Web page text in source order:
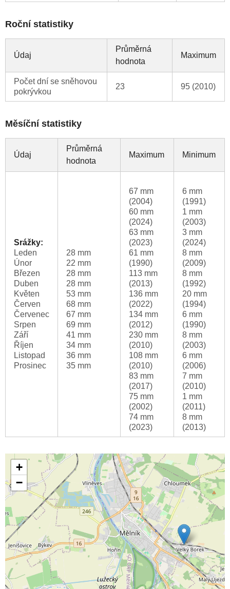
Roční statistiky
Údaj
Průměrná
hodnota
Maximum
Počet dní se sněhovou
pokrývkou
23 95 (2010)
Měsíční statistiky
Údaj
Průměrná
hodnota
Maximum Minimum
Srážky:
Leden
Únor
Březen
Duben
Květen
Červen
Červenec
Srpen
Září
Říjen
Listopad
Prosinec
28 mm
22 mm
28 mm
28 mm
53 mm
68 mm
67 mm
69 mm
41 mm
34 mm
36 mm
35 mm
67 mm
(2004)
60 mm
(2024)
63 mm
(2023)
61 mm
(1990)
113 mm
(2013)
136 mm
(2022)
134 mm
(2012)
230 mm
(2010)
108 mm
(2010)
83 mm
(2017)
75 mm
(2002)
74 mm
(2023)
6 mm
(1991)
1 mm
(2003)
3 mm
(2024)
8 mm
(2009)
8 mm
(1992)
20 mm
(1994)
6 mm
(1990)
8 mm
(2003)
6 mm
(2006)
7 mm
(2010)
1 mm
(2011)
8 mm
(2013)
+
−